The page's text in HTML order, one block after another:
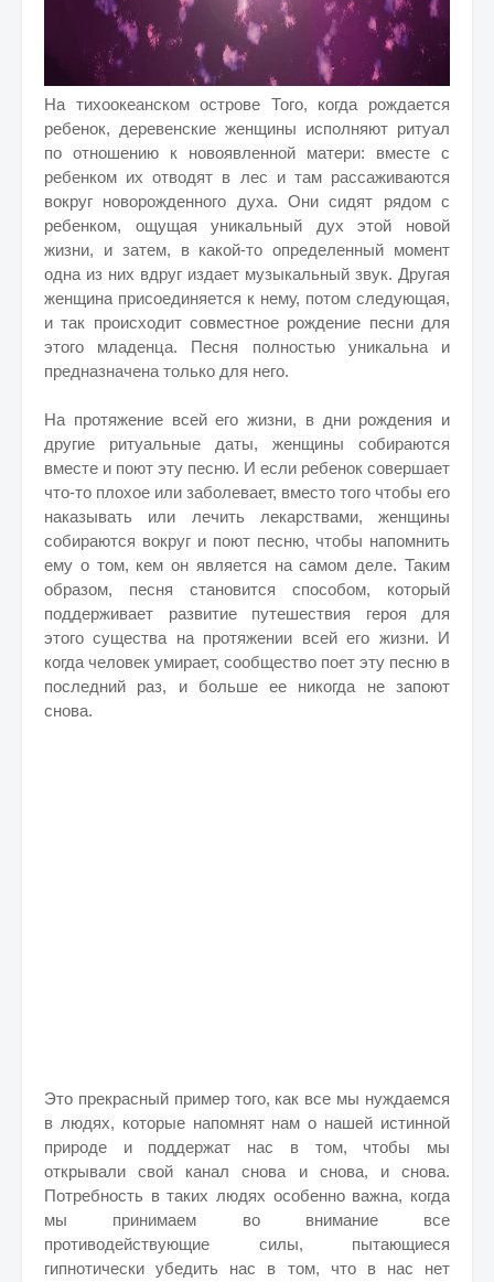
На тихоокеанском острове Того, когда рождается
ребенок, деревенские женщины исполняют ритуал
по отношению к новоявленной матери: вместе с
ребенком их отводят в лес и там рассаживаются
вокруг новорожденного духа. Они сидят рядом с
ребенком, ощущая уникальный дух этой новой
жизни, и затем, в какой-то определенный момент
одна из них вдруг издает музыкальный звук. Другая
женщина присоединяется к нему, потом следующая,
и так происходит совместное рождение песни для
этого младенца. Песня полностью уникальна и
предназначена только для него.
На протяжение всей его жизни, в дни рождения и
другие ритуальные даты, женщины собираются
вместе и поют эту песню. И если ребенок совершает
что-то плохое или заболевает, вместо того чтобы его
наказывать или лечить лекарствами, женщины
собираются вокруг и поют песню, чтобы напомнить
ему о том, кем он является на самом деле. Таким
образом, песня становится способом, который
поддерживает развитие путешествия героя для
этого существа на протяжении всей его жизни. И
когда человек умирает, сообщество поет эту песню в
последний раз, и больше ее никогда не запоют
снова.
Это прекрасный пример того, как все мы нуждаемся
в людях, которые напомнят нам о нашей истинной
природе и поддержат нас в том, чтобы мы
открывали свой канал снова и снова, и снова.
Потребность в таких людях особенно важна, когда
мы принимаем во внимание все
противодействующие силы, пытающиеся
гипнотически убедить нас в том, что в нас нет